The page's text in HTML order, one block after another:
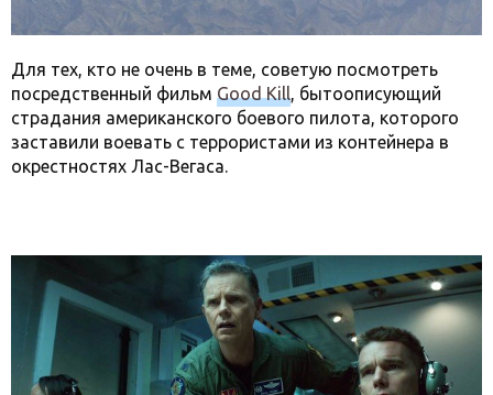
Для тех, кто не очень в теме, советую посмотреть
посредственный фильм Good Kill, бытоописующий
страдания американского боевого пилота, которого
заставили воевать с террористами из контейнера в
окрестностях Лас-Вегаса.